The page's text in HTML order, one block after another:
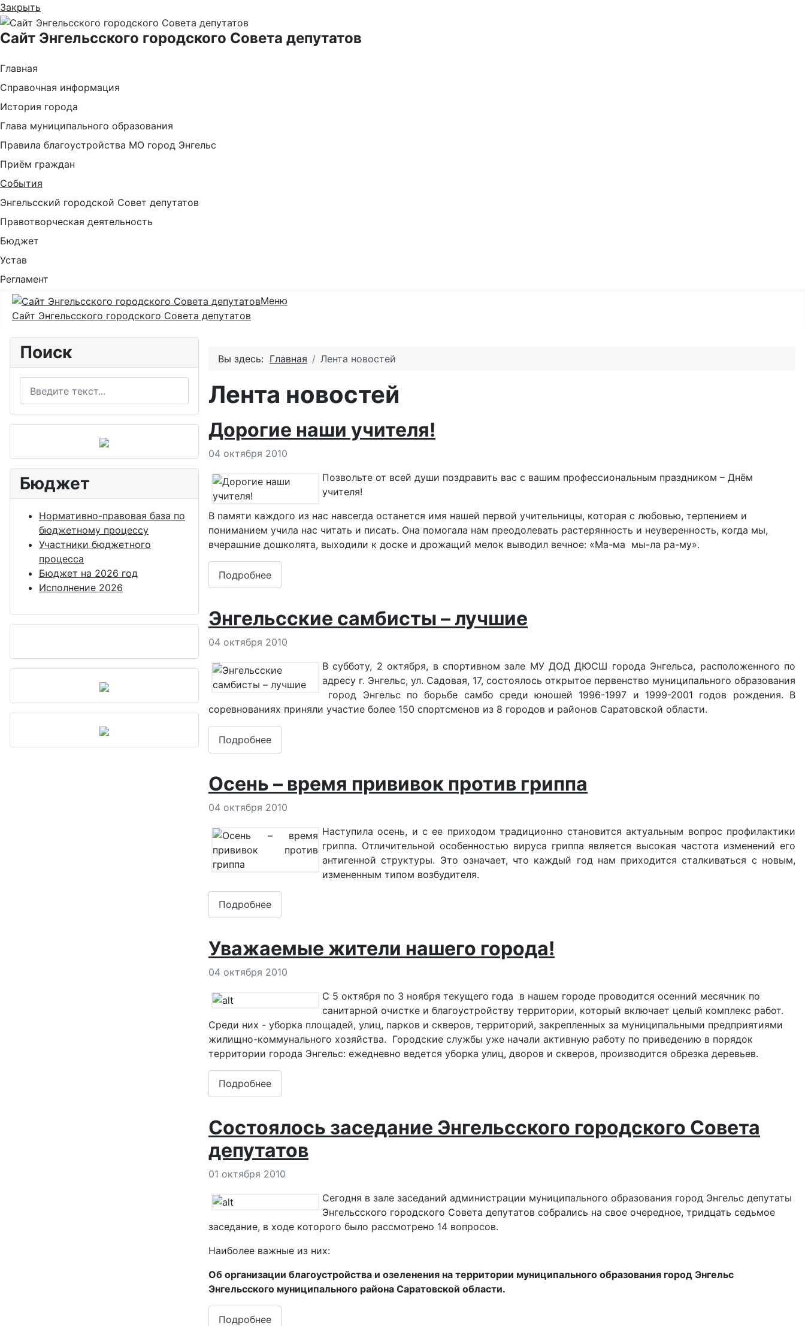
Закрыть
Сайт Энгельсского городского Совета депутатов
Главная
Справочная информация
История города
Глава муниципального образования
Правила благоустройства МО город Энгельс
Приём граждан
События
Энгельсский городской Совет депутатов
Правотворческая деятельность
Бюджет
Устав
Регламент
Сайт Энгельсского городского Совета депутатов
Меню
Поиск
Бюджет
Нормативно-правовая база по
бюджетному процессу
Участники бюджетного
процесса
Бюджет на 2026 год
Исполнение 2026
Вы здесь: Главная Лента новостей
Лента новостей
Дорогие наши учителя!
Информация о материале
04 октября 2010
Позвольте от всей души поздравить вас с вашим профессиональным праздником – Днём
учителя!
В памяти каждого из нас навсегда останется имя нашей первой учительницы, которая с любовью, терпением и
пониманием учила нас читать и писать. Она помогала нам преодолевать растерянность и неуверенность, когда мы,
вчерашние дошколята, выходили к доске и дрожащий мелок выводил вечное: «Ма-ма мы-ла ра-му».
Подробнее
Энгельсские самбисты – лучшие
Информация о материале
04 октября 2010
В субботу, 2 октября, в спортивном зале МУ ДОД ДЮСШ города Энгельса, расположенного по
адресу г. Энгельс, ул. Садовая, 17, состоялось открытое первенство муниципального образования
город Энгельс по борьбе самбо среди юношей 1996-1997 и 1999-2001 годов рождения. В
соревнованиях приняли участие более 150 спортсменов из 8 городов и районов Саратовской области.
Подробнее
Осень – время прививок против гриппа
Информация о материале
04 октября 2010
Наступила осень, и с ее приходом традиционно становится актуальным вопрос профилактики
гриппа. Отличительной особенностью вируса гриппа является высокая частота изменений его
антигенной структуры. Это означает, что каждый год нам приходится сталкиваться с новым,
измененным типом возбудителя.
Подробнее
Уважаемые жители нашего города!
Информация о материале
04 октября 2010
С 5 октября по 3 ноября текущего года в нашем городе проводится осенний месячник по
санитарной очистке и благоустройству территории, который включает целый комплекс работ.
Среди них - уборка площадей, улиц, парков и скверов, территорий, закрепленных за муниципальными предприятиями
жилищно-коммунального хозяйства. Городские службы уже начали активную работу по приведению в порядок
территории города Энгельс: ежедневно ведется уборка улиц, дворов и скверов, производится обрезка деревьев.
Подробнее
Состоялось заседание Энгельсского городского Совета
депутатов
Информация о материале
01 октября 2010
Сегодня в зале заседаний администрации муниципального образования город Энгельс депутаты
Энгельсского городского Совета депутатов собрались на свое очередное, тридцать седьмое
заседание, в ходе которого было рассмотрено 14 вопросов.
Наиболее важные из них:
Об организации благоустройства и озеленения на территории муниципального образования город Энгельс
Энгельсского муниципального района Саратовской области.
Подробнее